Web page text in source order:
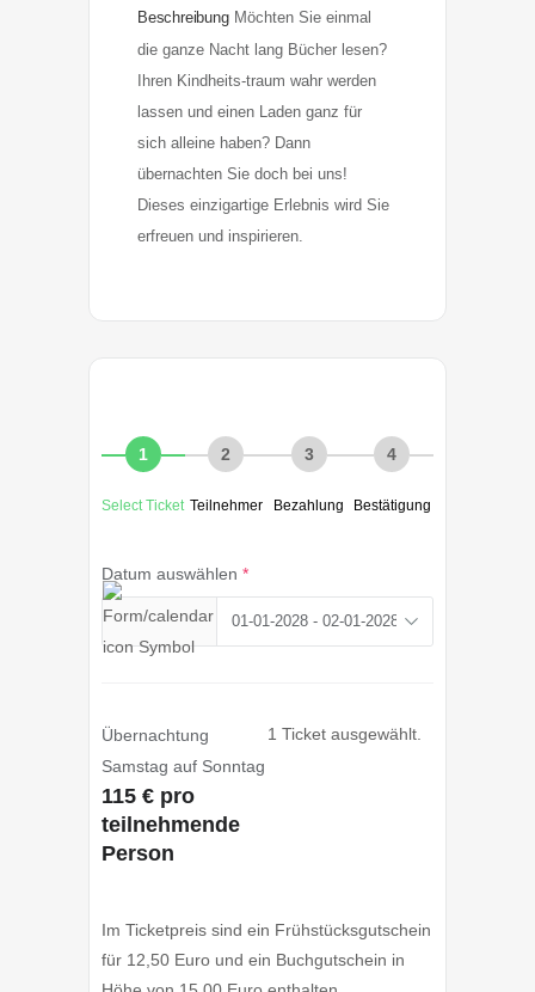
Beschreibung Möchten Sie einmal
die ganze Nacht lang Bücher lesen?
Ihren Kindheits-traum wahr werden
lassen und einen Laden ganz für
sich alleine haben? Dann
übernachten Sie doch bei uns!
Dieses einzigartige Erlebnis wird Sie
erfreuen und inspirieren.
1
Select Ticket
2
Teilnehmer
3
Bezahlung
4
Bestätigung
Datum auswählen *
Übernachtung
Samstag auf Sonntag
115 € pro
teilnehmende
Person
1 Ticket ausgewählt.
Im Ticketpreis sind ein Frühstücksgutschein
für 12,50 Euro und ein Buchgutschein in